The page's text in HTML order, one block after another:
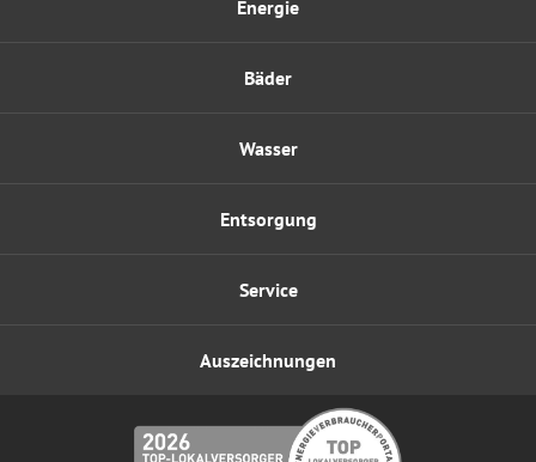
Energie
Wasser
Bäder
Entsorgung
Service
Auszeichnungen